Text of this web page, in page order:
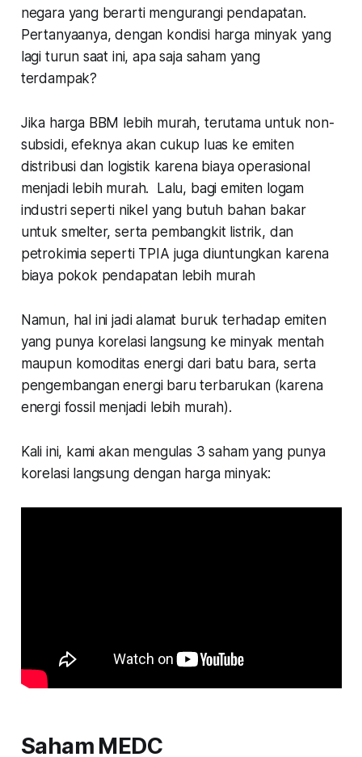
negara yang berarti mengurangi pendapatan.
Pertanyaanya, dengan kondisi harga minyak yang
lagi turun saat ini, apa saja saham yang
terdampak?
Jika harga BBM lebih murah, terutama untuk non-
subsidi, efeknya akan cukup luas ke emiten
distribusi dan logistik karena biaya operasional
menjadi lebih murah. Lalu, bagi emiten logam
industri seperti nikel yang butuh bahan bakar
untuk smelter, serta pembangkit listrik, dan
petrokimia seperti TPIA juga diuntungkan karena
biaya pokok pendapatan lebih murah
Namun, hal ini jadi alamat buruk terhadap emiten
yang punya korelasi langsung ke minyak mentah
maupun komoditas energi dari batu bara, serta
pengembangan energi baru terbarukan (karena
energi fossil menjadi lebih murah).
Kali ini, kami akan mengulas 3 saham yang punya
korelasi langsung dengan harga minyak:
Saham MEDC